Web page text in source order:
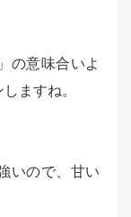
の意味合いよ
ますね。
いので、甘い